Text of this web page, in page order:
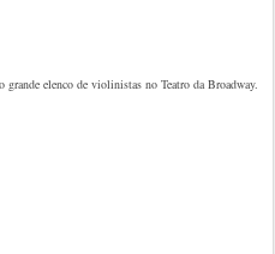
grande elenco de violinistas no Teatro da Broadway.